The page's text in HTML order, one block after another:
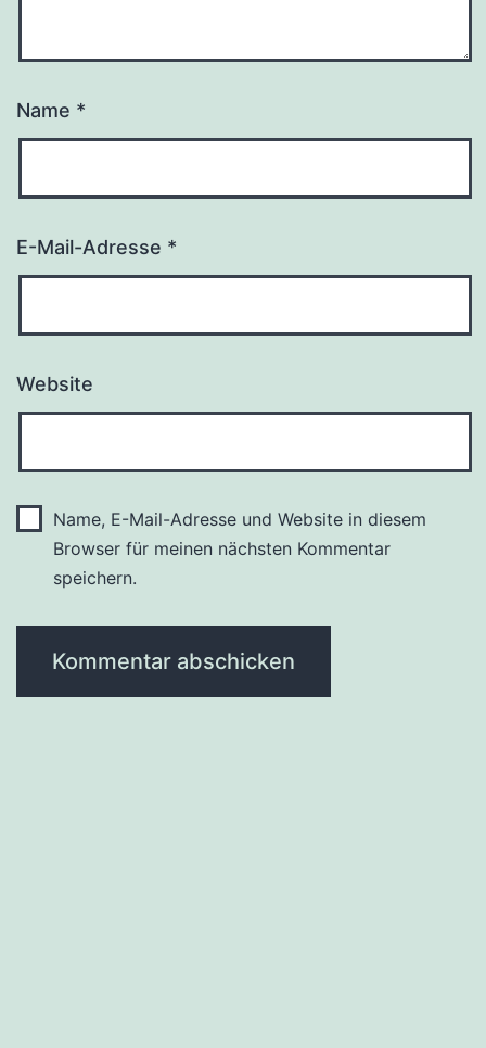
Name *
E-Mail-Adresse *
Website
Name, E-Mail-Adresse und Website in diesem
Browser für meinen nächsten Kommentar
speichern.